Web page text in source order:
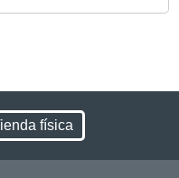
física